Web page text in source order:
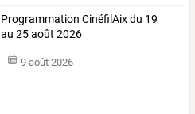
Programmation CinéfilAix du 19
au 25 août 2026
9 août 2026